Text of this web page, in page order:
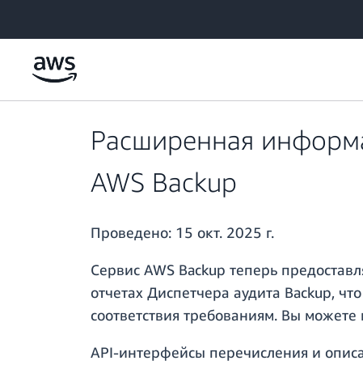
Расширенная
AWS Backup
Проведено: 15 окт. 2025 г.
Сервис AWS Backup теперь
отчетах Диспетчера аудита Backup,
соответствия требованиям. Вы
API-интерфейсы перечисления и